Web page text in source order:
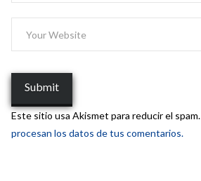
Este sitio usa Akismet para reducir el spam.
procesan los datos de tus comentarios.